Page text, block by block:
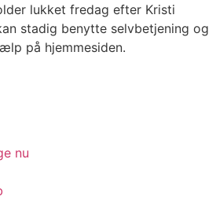
lukket fredag efter Kristi
stadig benytte selvbetjening og
på hjemmesiden.
nu